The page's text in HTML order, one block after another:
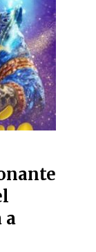
a